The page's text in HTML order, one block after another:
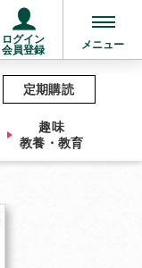
ログイン
会員登録
メニュー
趣味
教養・教育
定期購読